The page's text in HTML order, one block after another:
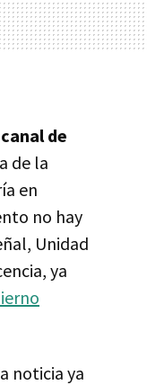
de
de la
en
no hay
Unidad
ya
noticia ya